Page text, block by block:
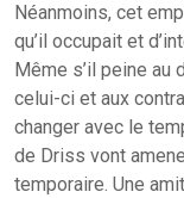
Néanmoins, cet
qu’il occupait et
Même s’il peine au
celui-ci et aux
changer avec le
de Driss vont
temporaire. Une